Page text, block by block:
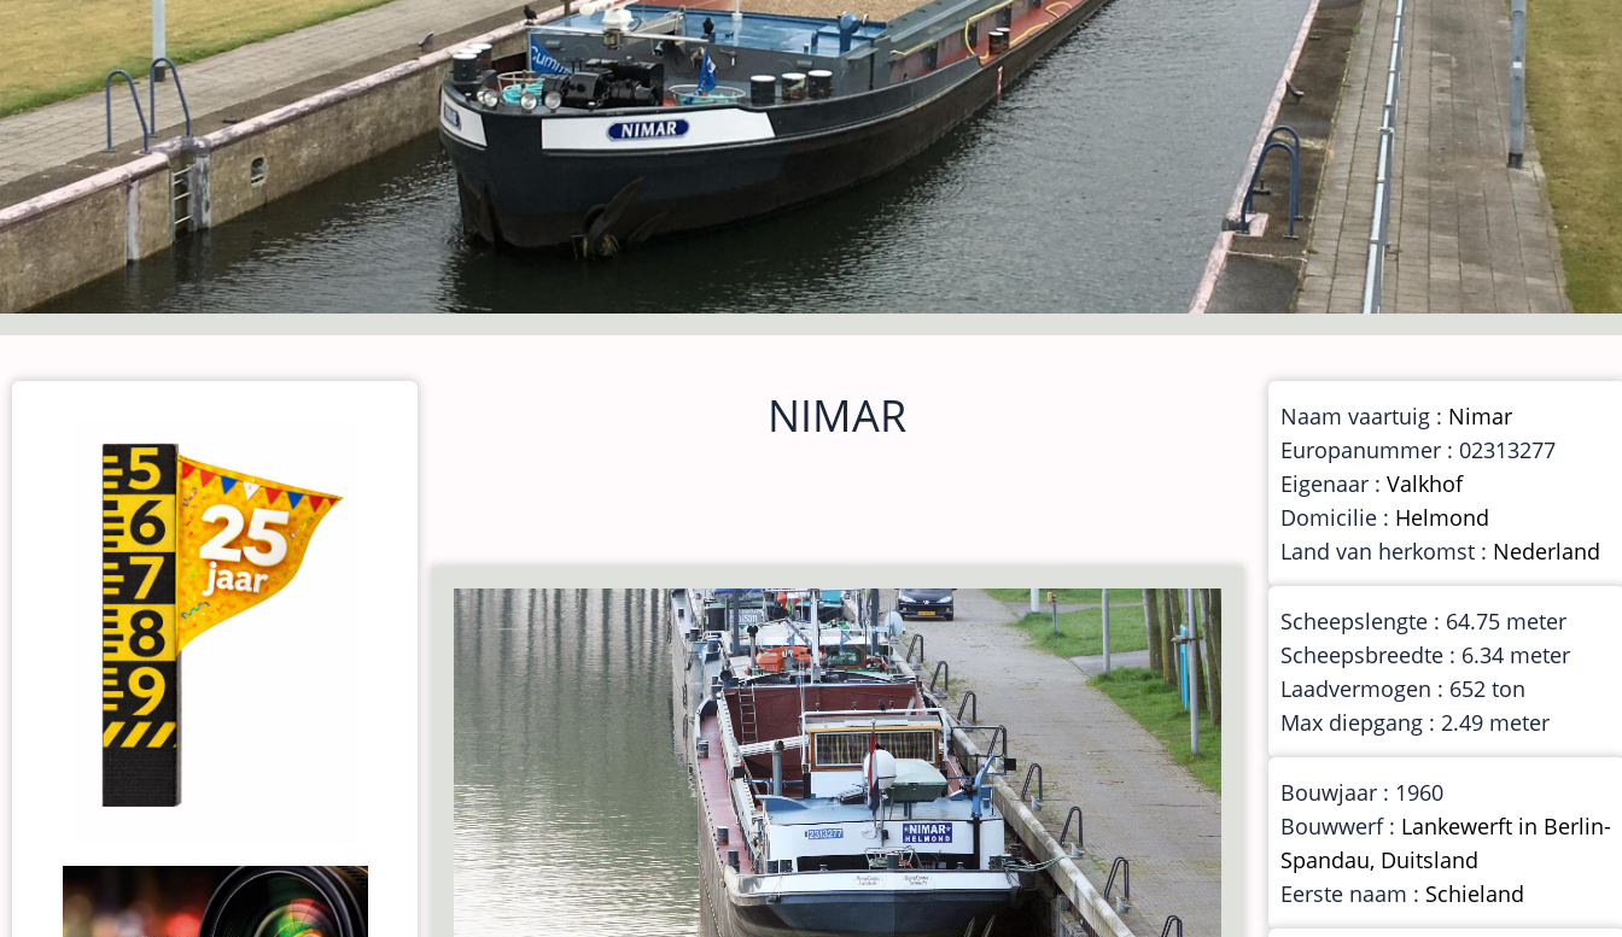
NIMAR Naam vaartuig : Nimar
Europanummer : 02313277
Eigenaar :Valkhof
Domicilie : Helmond
Land van herkomst : Nederland
Scheepslengte : 64.75 meter
Scheepsbreedte : 6.34 meter
Laadvermogen : 652 ton
Max diepgang : 2.49 meter
Bouwjaar : 1960
Bouwwerf : Lankewerft in Berlin-
Spandau, Duitsland
Eerste naam : Schieland